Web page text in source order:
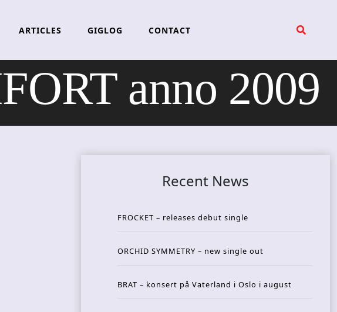
ARTICLES GIGLOG CONTACT
anno 2009
Recent News
FROCKET – releases debut single
ORCHID SYMMETRY – new single out
BRAT – konsert på Vaterland i Oslo i august